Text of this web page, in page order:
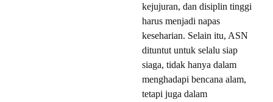
kejujuran, dan disiplin tinggi
harus menjadi napas
keseharian. Selain itu, ASN
dituntut untuk selalu siap
siaga, tidak hanya dalam
menghadapi bencana alam,
tetapi juga dalam